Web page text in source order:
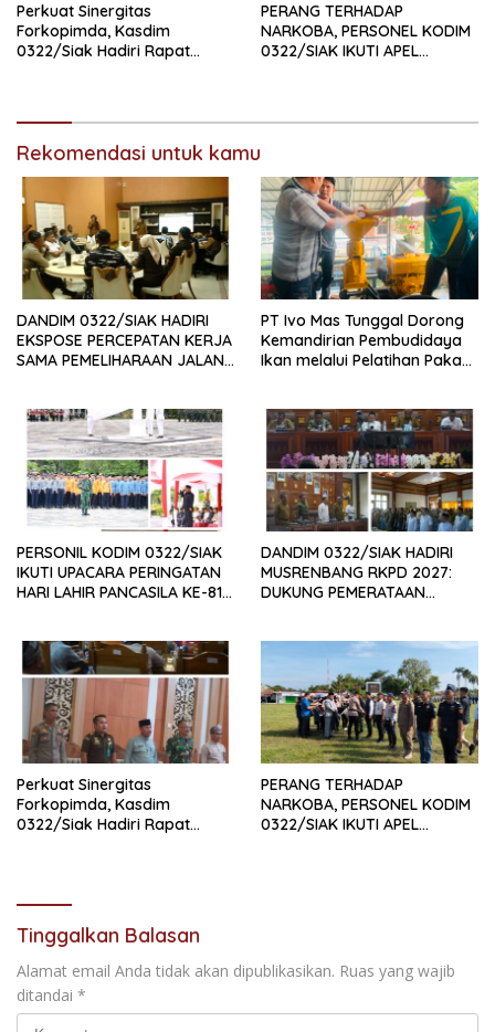
Perkuat Sinergitas
Forkopimda, Kasdim
0322/Siak Hadiri Rapat
PERANG TERHADAP
NARKOBA, PERSONEL KODIM
0322/SIAK IKUTI APEL
Rekomendasi untuk kamu
DANDIM 0322/SIAK HADIRI
EKSPOSE PERCEPATAN KERJA
SAMA PEMELIHARAAN JALAN
INFRASTRUKTUR
PT Ivo Mas Tunggal Dorong
Kemandirian Pembudidaya
Ikan melalui Pelatihan Pakan
PERSONIL KODIM 0322/SIAK
IKUTI UPACARA PERINGATAN
HARI LAHIR PANCASILA KE-81
DANDIM 0322/SIAK HADIRI
MUSRENBANG RKPD 2027:
DUKUNG PEMERATAAN
Perkuat Sinergitas
Forkopimda, Kasdim
0322/Siak Hadiri Rapat
PERANG TERHADAP
NARKOBA, PERSONEL KODIM
0322/SIAK IKUTI APEL
Tinggalkan Balasan
Alamat email Anda tidak akan dipublikasikan. Ruas yang wajib
ditandai *